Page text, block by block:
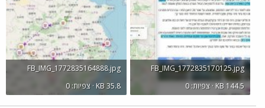
FB_IMG_1772835170125.jpg
KB 144.5 · צפיות: 0
FB_IMG_1772835164888.jpg
KB 35.8 · צפיות: 0